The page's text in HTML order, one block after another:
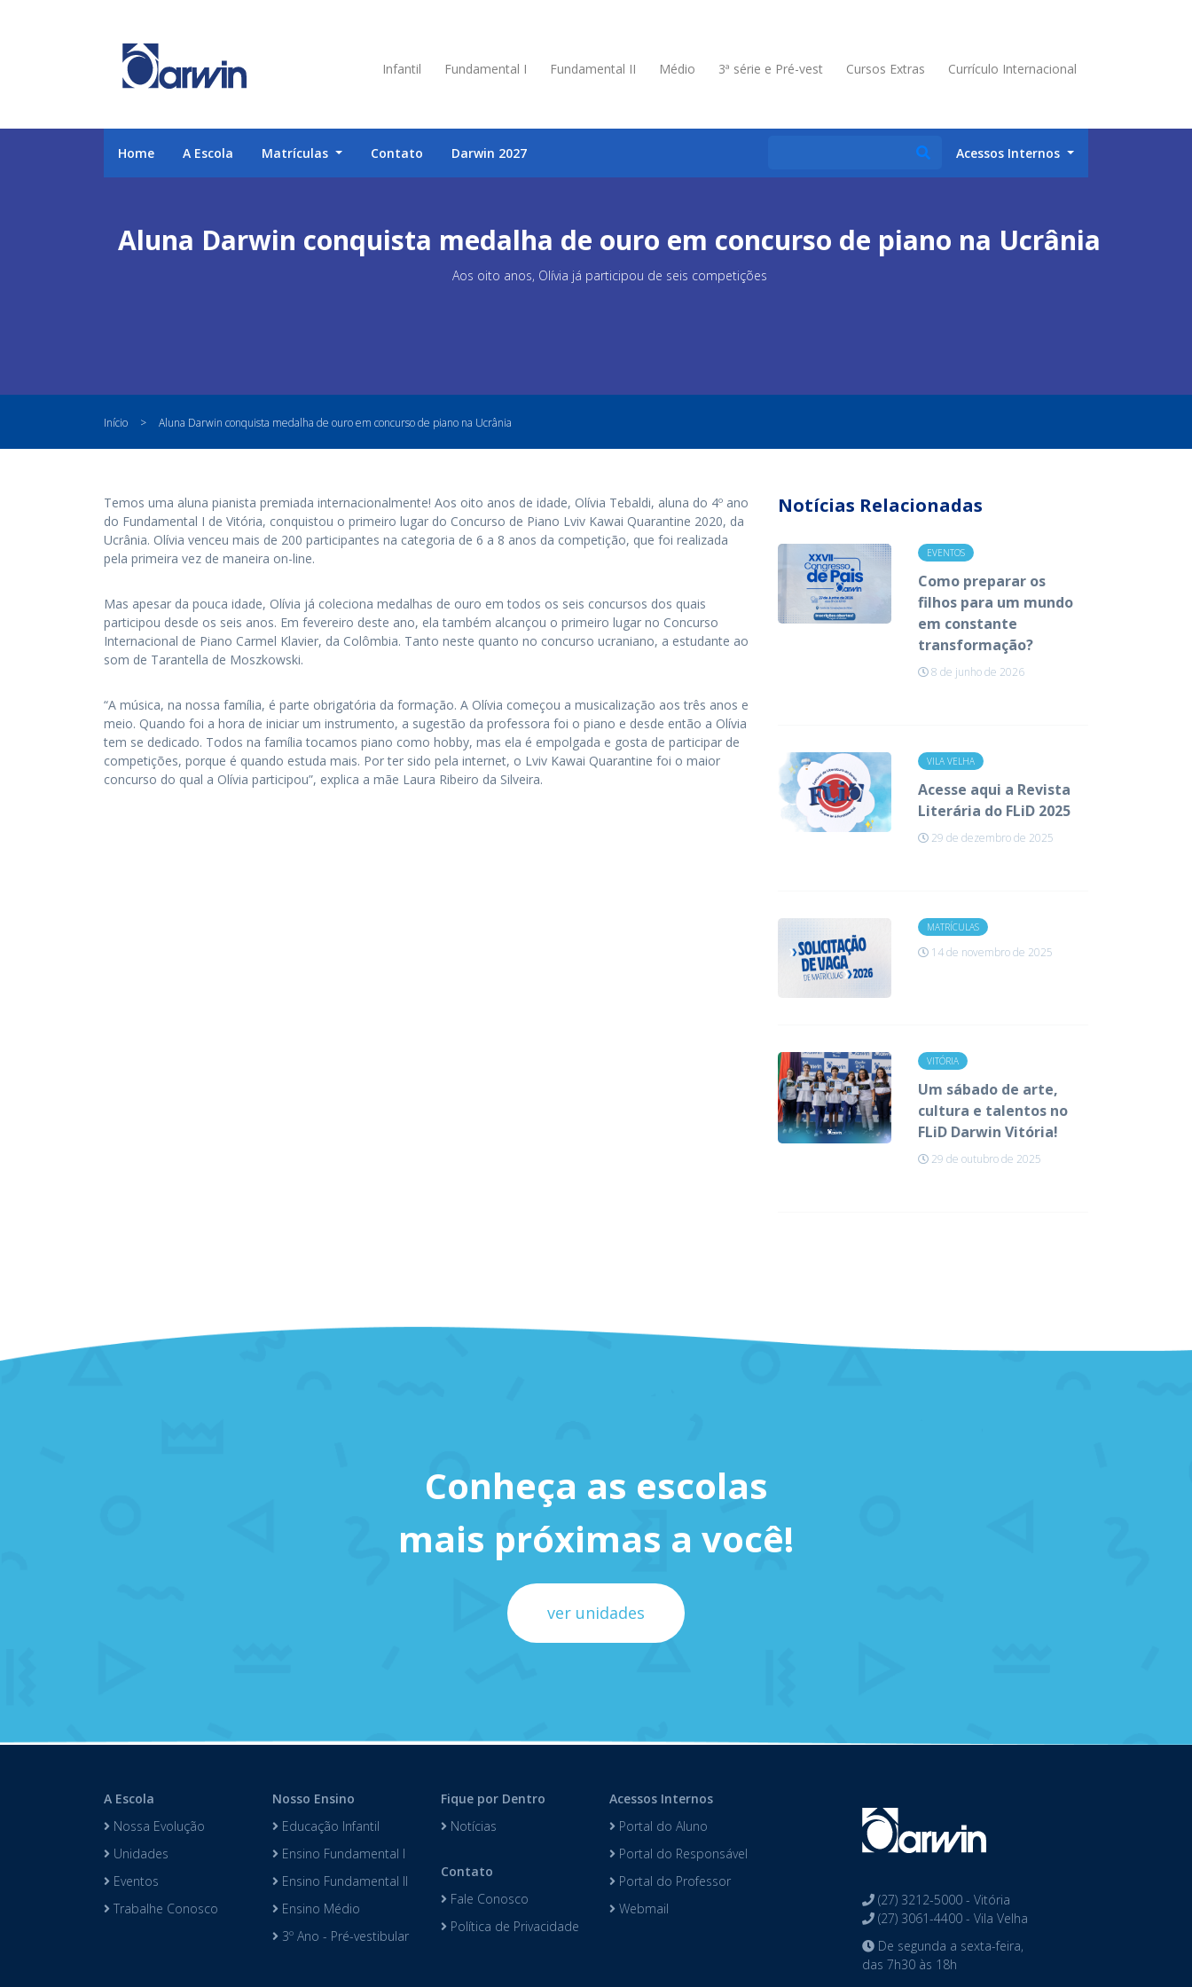
Infantil Fundamental I Fundamental II Médio 3ª série e Pré-vest Cursos Extras Currículo Internacional
Home A Escola Matrículas Contato Darwin 2027 Acessos Internos
Aluna Darwin conquista medalha de ouro em concurso de piano na Ucrânia
Aos oito anos, Olívia já participou de seis competições
Início > Aluna Darwin conquista medalha de ouro em concurso de piano na Ucrânia
Temos uma aluna pianista premiada internacionalmente! Aos oito anos de idade, Olívia Tebaldi, aluna do 4º ano
do Fundamental I de Vitória, conquistou o primeiro lugar do Concurso de Piano Lviv Kawai Quarantine 2020, da
Ucrânia. Olívia venceu mais de 200 participantes na categoria de 6 a 8 anos da competição, que foi realizada
pela primeira vez de maneira on-line.
Mas apesar da pouca idade, Olívia já coleciona medalhas de ouro em todos os seis concursos dos quais
participou desde os seis anos. Em fevereiro deste ano, ela também alcançou o primeiro lugar no Concurso
Internacional de Piano Carmel Klavier, da Colômbia. Tanto neste quanto no concurso ucraniano, a estudante ao
som de Tarantella de Moszkowski.
“A música, na nossa família, é parte obrigatória da formação. A Olívia começou a musicalização aos três anos e
meio. Quando foi a hora de iniciar um instrumento, a sugestão da professora foi o piano e desde então a Olívia
tem se dedicado. Todos na família tocamos piano como hobby, mas ela é empolgada e gosta de participar de
competições, porque é quando estuda mais. Por ter sido pela internet, o Lviv Kawai Quarantine foi o maior
concurso do qual a Olívia participou”, explica a mãe Laura Ribeiro da Silveira.
Notícias Relacionadas
EVENTOS
Como preparar os
filhos para um mundo
em constante
transformação?
8 de junho de 2026
VILA VELHA
Acesse aqui a Revista
Literária do FLiD 2025
29 de dezembro de 2025
MATRÍCULAS
14 de novembro de 2025
VITÓRIA
Um sábado de arte,
cultura e talentos no
FLiD Darwin Vitória!
29 de outubro de 2025
Conheça as escolas
mais próximas a você!
ver unidades
A Escola
Nossa Evolução
Unidades
Eventos
Trabalhe Conosco
Nosso Ensino
Educação Infantil
Ensino Fundamental I
Ensino Fundamental II
Ensino Médio
3º Ano - Pré-vestibular
Fique por Dentro
Notícias
Contato
Fale Conosco
Política de Privacidade
Acessos Internos
Portal do Aluno
Portal do Responsável
Portal do Professor
Webmail
(27) 3212-5000 - Vitória
(27) 3061-4400 - Vila Velha
De segunda a sexta-feira,
das 7h30 às 18h